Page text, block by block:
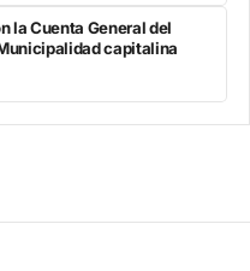
la Cuenta General del
capitalina